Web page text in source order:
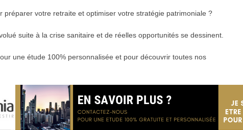
préparer votre retraite et optimiser votre stratégie patrimoniale ?
suite à la crise sanitaire et de réelles opportunités se dessinent.
une étude 100% personnalisée et pour découvrir toutes nos